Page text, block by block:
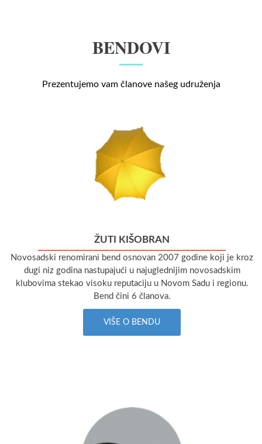
BENDOVI
Prezentujemo vam članove našeg udruženja
ŽUTI KIŠOBRAN
Novosadski renomirani bend osnovan 2007 godine koji je kroz
dugi niz godina nastupajući u najuglednijim novosadskim
klubovima stekao visoku reputaciju u Novom Sadu i regionu.
Bend čini 6 članova.
VIŠE O BENDU